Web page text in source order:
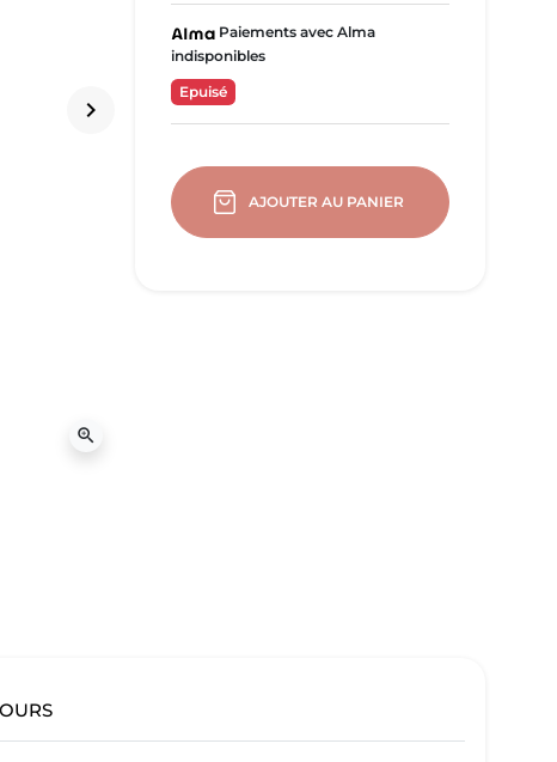
Suivant
keyboard_arrow_right
zoom_in
Paiements avec Alma
indisponibles
Epuisé
AJOUTER AU PANIER